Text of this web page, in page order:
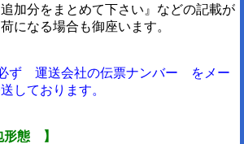
加分をまとめて下さい』などの記載が
になる場合も御座います。
ず 運送会社の伝票ナンバー をメー
しております。
形態 】